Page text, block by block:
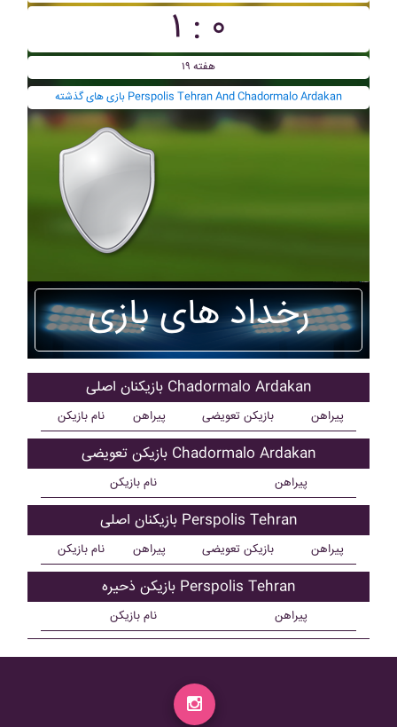
۱ : ۰
هفته ۱۹
بازی های گذشته Perspolis Tehran And Chadormalo Ardakan
رخداد های بازی
بازیکنان اصلی Chadormalo Ardakan
نام بازیکن پیراهن بازیکن تعویضی پیراهن
بازیکن تعویضی Chadormalo Ardakan
نام بازیکن پیراهن
بازیکنان اصلی Perspolis Tehran
نام بازیکن پیراهن بازیکن تعویضی پیراهن
بازیکن ذحیره Perspolis Tehran
نام بازیکن پیراهن